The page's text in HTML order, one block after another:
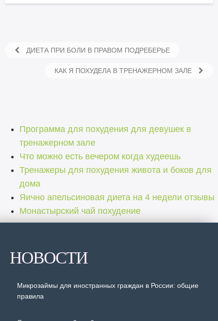
ДИЕТА ПРИ БОЛИ В ПРАВОМ ПОДРЕБЕРЬЕ
КАК Я ПОХУДЕЛА В ТРЕНАЖЕРНОМ ЗАЛЕ
Программа для похудения для девушек в
тренажерном зале
Что можно есть вечером когда худеешь
Тренажеры для похудения живота и боков для
дома
Яично апельсиновая диета на 4 недели отзывы
Монастырский чай похудение
НОВОСТИ
Микрозаймы для иностранных граждан в России: общие
правила